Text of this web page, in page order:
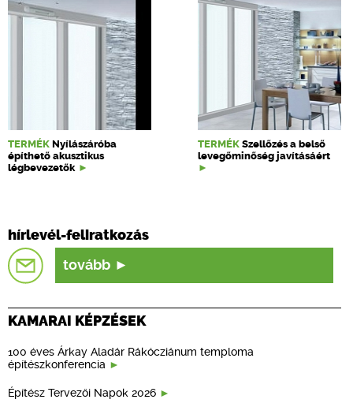
TERMÉK Nyílászáróba
építhető akusztikus
légbevezetők
TERMÉK Szellőzés a belső
levegőminőség javításáért
hírlevél-feliratkozás
tovább
KAMARAI KÉPZÉSEK
100 éves Árkay Aladár Rákócziánum temploma
építészkonferencia
Építész Tervezői Napok 2026